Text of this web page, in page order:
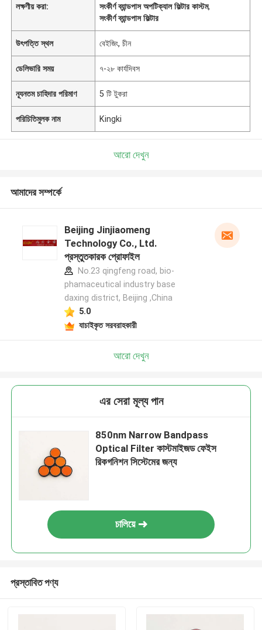
লক্ষণীয় করা:
সংকীর্ণ ব্যান্ডপাস অপটিক্যাল ফিল্টার কাস্টম,
সংকীর্ণ ব্যান্ডপাস ফিল্টার
উৎপত্তি স্থল বেইজিং, চীন
ডেলিভারি সময় ৭-২৮ কার্যদিবস
ন্যূনতম চাহিদার পরিমাণ 5 টি টুকরা
পরিচিতিমুলক নাম Kingki
আরো দেখুন
আমাদের সম্পর্কে
Beijing Jinjiaomeng
Technology Co., Ltd.
প্রস্তুতকারক প্রোফাইল
No.23 qingfeng road, bio-
phamaceutical industry base
daxing district, Beijing ,China
5.0
যাচাইকৃত সরবরাহকারী
আরো দেখুন
এর সেরা মূল্য পান
850nm Narrow Bandpass
Optical Filter কাস্টমাইজড ফেইস
রিকগনিশন সিস্টেমের জন্য
চালিয়ে
প্রস্তাবিত পণ্য